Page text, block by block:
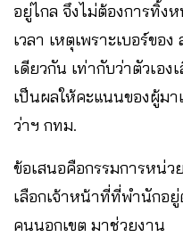
อยู่ไกล จึงไม่ต้องการทิ้ง
เวลา เหตุเพราะเบอร์ขอ
เดียวกัน เท่ากับว่าตัวเอง
เป็นผลให้คะแนนของผู้ม
ว่าฯ กทม.
ข้อเสนอคือกรรมการหน่ว
เลือกเจ้าหน้าที่ที่พำนักอ
คนนอกเขต มาช่วยงาน